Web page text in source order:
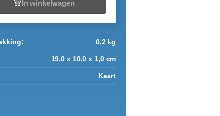
In winkelwagen
0,2 kg
19,0 x 10,0 x 1,0 cm
Kaart